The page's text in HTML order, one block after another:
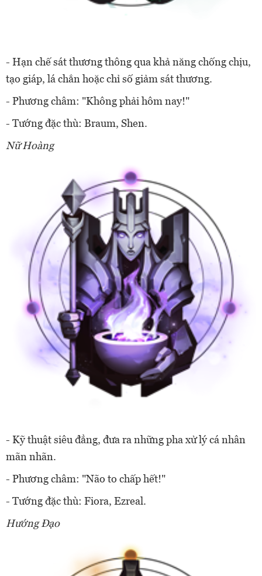
- Hạn chế sát thương thông qua khả năng chống chịu,
tạo giáp, lá chắn hoặc chỉ số giảm sát thương.
- Phương châm: "Không phải hôm nay!"
- Tướng đặc thù: Braum, Shen.
Nữ Hoàng
- Kỹ thuật siêu đẳng, đưa ra những pha xử lý cá nhân
mãn nhãn.
- Phương châm: "Não to chấp hết!"
- Tướng đặc thù: Fiora, Ezreal.
Hướng Đạo